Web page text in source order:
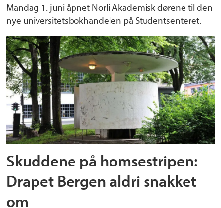
Mandag 1. juni åpnet Norli Akademisk dørene til den
nye universitetsbokhandelen på Studentsenteret.
Skuddene på homsestripen:
Drapet Bergen aldri snakket
om